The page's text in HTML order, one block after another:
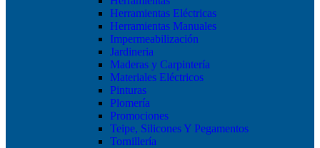
Herramientas Eléctricas
Herramientas Manuales
Impermeabilización
Jardineria
Maderas y Carpintería
Materiales Eléctricos
Pinturas
Plomería
Promociones
Teipe, Silicones Y Pegamentos
Tornillería